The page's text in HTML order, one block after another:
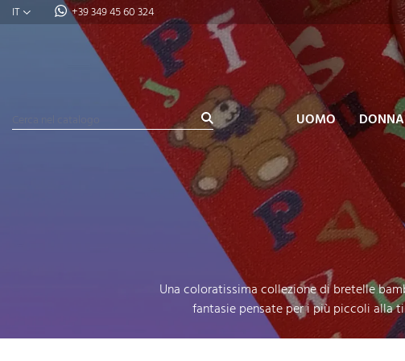
IT +39 349 45 60 324
UOMO DONNA
Una coloratissima collezione di bretelle
fantasie pensate per i più piccoli alla